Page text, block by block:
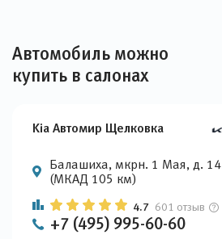
Автомобиль можно
купить в салонах
Kia Автомир Щелковка
Балашиха, мкрн. 1 Мая, д. 14
(МКАД 105 км)
4.7 601 отзыв
+7 (495) 995-60-60